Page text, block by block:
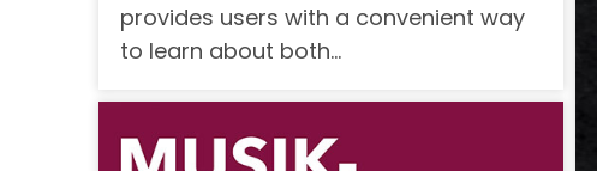
provides users with a convenient way
to learn about both…